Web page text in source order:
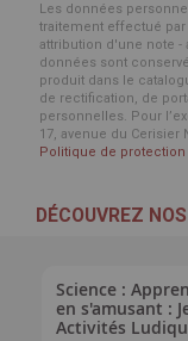
Les données
traitement effectué par
attribution d'une note
données sont
produit dans le
de rectification, de
personnelles. Pour
17, avenue du Cerisier
Politique de
DÉCOUVREZ
Science :
en s'amusant :
Activités